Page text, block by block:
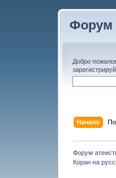
Форум
Добро
Начало
Форум
Коран на